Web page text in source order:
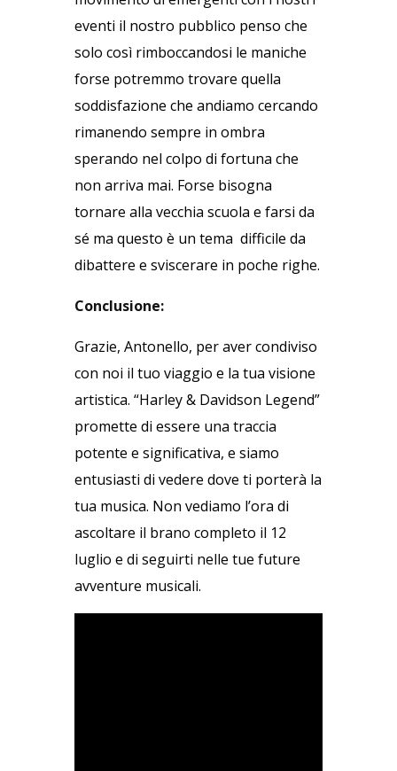
eventi il nostro pubblico penso che
solo così rimboccandosi le maniche
forse potremmo trovare quella
soddisfazione che andiamo cercando
rimanendo sempre in ombra
sperando nel colpo di fortuna che
non arriva mai. Forse bisogna
tornare alla vecchia scuola e farsi da
sé ma questo è un tema difficile da
dibattere e sviscerare in poche righe.
Conclusione:
Grazie, Antonello, per aver condiviso
con noi il tuo viaggio e la tua visione
artistica. “Harley & Davidson Legend”
promette di essere una traccia
potente e significativa, e siamo
entusiasti di vedere dove ti porterà la
tua musica. Non vediamo l’ora di
ascoltare il brano completo il 12
luglio e di seguirti nelle tue future
avventure musicali.